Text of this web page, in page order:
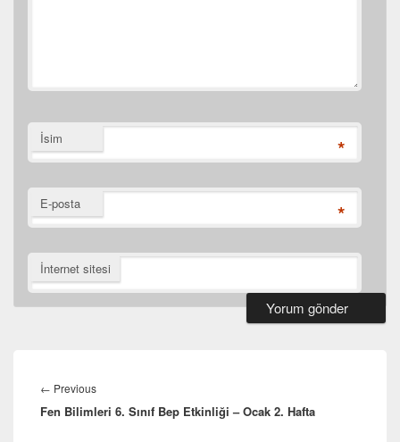
İsim *
E-posta *
İnternet sitesi
gezinmesi
← PreviousPrevious
post:
Fen Bilimleri 6. Sınıf Bep Etkinliği – Ocak 2. Hafta